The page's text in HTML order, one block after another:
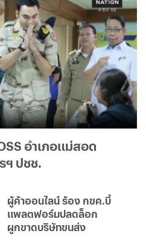
อำเภอแม่สอด
ฯ ปชช.
ผู้ค้าออนไลน์ ร้อง กขค.บี้
แพลตฟอร์มปลดล็อก
ผูกขาดบริษัทขนส่ง